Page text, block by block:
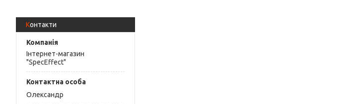
Контакти
Інтернет-магазин
"SpecEffect"
Олександр